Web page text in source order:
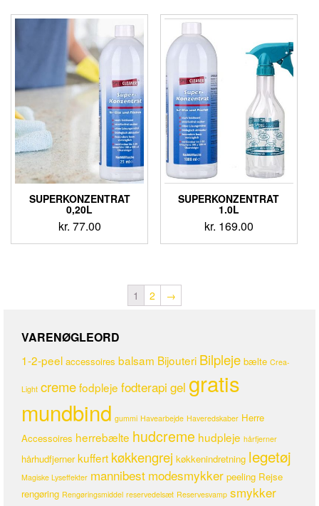
SUPERKONZENTRAT
0,20L
kr. 77.00
SUPERKONZENTRAT
1.0L
kr. 169.00
1 2 →
VARENØGLEORD
1-2-peel accessoires balsam Bijouteri Bilpleje bælte Crea-
Light cremefodpleje fodterapi gel gratis
mundbind gummi Havearbejde Haveredskaber Herre
Accessoires herrebælte hudcreme hudpleje hårfjerner
hårhudfjerner kuffert køkkengrej køkkenindretning legetøj
Magiske Lyseffekter mannibest modesmykker peeling Rejse
rengøring Rengøringsmiddel reservedelsæt Reservesvamp smykker